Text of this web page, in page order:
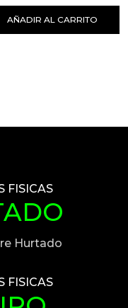
AÑADIR AL CARRITO
FISICAS
Hurtado
FISICAS